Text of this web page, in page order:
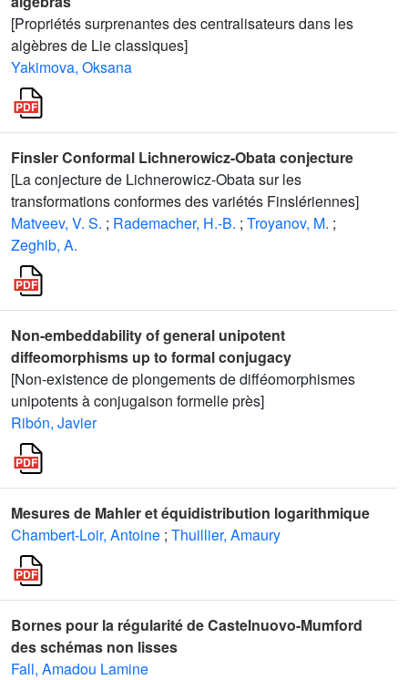
[Propriétés surprenantes des centralisateurs dans les
algèbres de Lie classiques]
Yakimova, Oksana
Finsler Conformal Lichnerowicz-Obata conjecture
[La conjecture de Lichnerowicz-Obata sur les
transformations conformes des variétés Finslériennes]
Matveev, V. S. ; Rademacher, H.-B. ; Troyanov, M. ;
Zeghib, A.
Non-embeddability of general unipotent
diffeomorphisms up to formal conjugacy
[Non-existence de plongements de difféomorphismes
unipotents à conjugaison formelle près]
Ribón, Javier
Mesures de Mahler et équidistribution logarithmique
Chambert-Loir, Antoine ; Thuillier, Amaury
Bornes pour la régularité de Castelnuovo-Mumford
des schémas non lisses
Fall, Amadou Lamine